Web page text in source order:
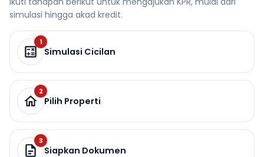
simulasi hingga akad kredit.
1
Simulasi Cicilan
2
Pilih Properti
3
Siapkan Dokumen